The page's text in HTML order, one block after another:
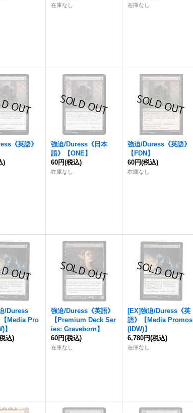
在庫なし 在庫なし
《英語》
)
強迫/Duress《日本
語》【ONE】
60円(税込)
在庫なし
強迫/Duress《英語》
【FDN】
60円(税込)
在庫なし
/Duress
【Media Pro
】
込)
強迫/Duress《英語》
【Premium Deck Ser
ies: Graveborn】
60円(税込)
在庫なし
[EX]強迫/Duress《英
語》【Media Promos
(IDW)】
6,780円(税込)
在庫なし